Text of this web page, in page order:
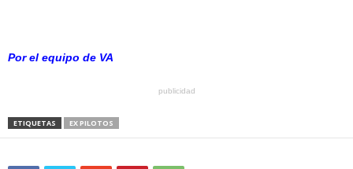
Por el equipo de VA
publicidad
ETIQUETAS EX PILOTOS